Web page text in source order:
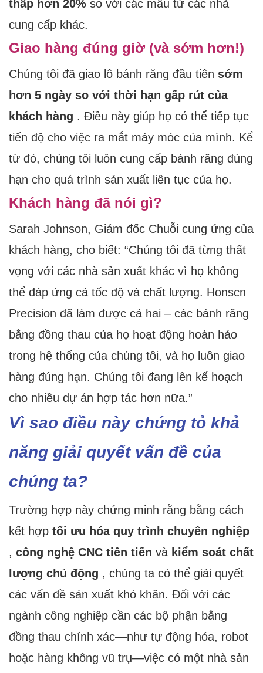
thấp hơn 20% so với các mẫu từ các nhà
cung cấp khác.
Giao hàng đúng giờ (và sớm hơn!)
Chúng tôi đã giao lô bánh răng đầu tiên sớm
hơn 5 ngày so với thời hạn gấp rút của
khách hàng . Điều này giúp họ có thể tiếp tục
tiến độ cho việc ra mắt máy móc của mình. Kể
từ đó, chúng tôi luôn cung cấp bánh răng đúng
hạn cho quá trình sản xuất liên tục của họ.
Khách hàng đã nói gì?
Sarah Johnson, Giám đốc Chuỗi cung ứng của
khách hàng, cho biết: “Chúng tôi đã từng thất
vọng với các nhà sản xuất khác vì họ không
thể đáp ứng cả tốc độ và chất lượng. Honscn
Precision đã làm được cả hai – các bánh răng
bằng đồng thau của họ hoạt động hoàn hảo
trong hệ thống của chúng tôi, và họ luôn giao
hàng đúng hạn. Chúng tôi đang lên kế hoạch
cho nhiều dự án hợp tác hơn nữa.”
Vì sao điều này chứng tỏ khả
năng giải quyết vấn đề của
chúng ta?
Trường hợp này chứng minh rằng bằng cách
kết hợp tối ưu hóa quy trình chuyên nghiệp
, công nghệ CNC tiên tiến và kiểm soát chất
lượng chủ động , chúng ta có thể giải quyết
các vấn đề sản xuất khó khăn. Đối với các
ngành công nghiệp cần các bộ phận bằng
đồng thau chính xác—như tự động hóa, robot
hoặc hàng không vũ trụ—việc có một nhà sản